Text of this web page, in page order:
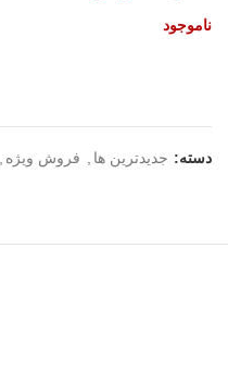
ناموجود
دسته: جدیدترین ها فروش ویژه